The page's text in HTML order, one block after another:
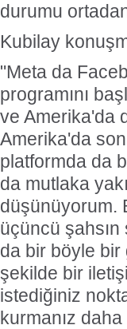
durumu
Kubilay
"Meta da
programını
ve Amerika'da
Amerika'da
platformda da
da mutlaka
düşünüyorum.
üçüncü şahsın
da bir böyle
şekilde bir
istediğiniz
kurmanız